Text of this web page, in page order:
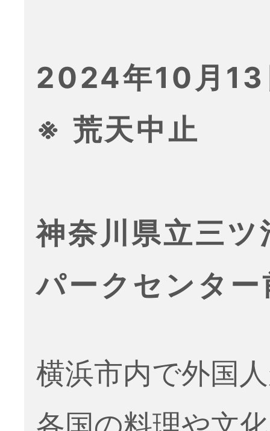
2024年10月
※ 荒天中止
神奈川県立三ツ
パークセンタ
横浜市内で外国